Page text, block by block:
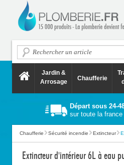
Jardin &
Arrosage
Chaufferie
Départ sous 24-
sur toute la france
Chaufferie Sécurité incendie Extincteur
Extincteur d'intérieur 6L à eau